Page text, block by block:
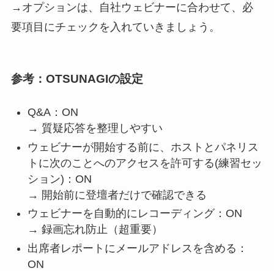
→オプションは、自社ウェビナーに合わせて、必
要項目にチェックを入れていきましょう。
参考：OTSUNAGIの設定
Q&A：ON
→ 質疑応答を整理しやすい
ウェビナーが開始する前に、ホストとパネリス
トに次のことへのアクセスを許可する(練習セッ
ション)：ON
→ 開始前に登壇者だけで確認できる
ウェビナーを自動的にレコーディング：ON
→ 録画忘れ防止（超重要）
出席者レポートにメールアドレスを含める：
ON